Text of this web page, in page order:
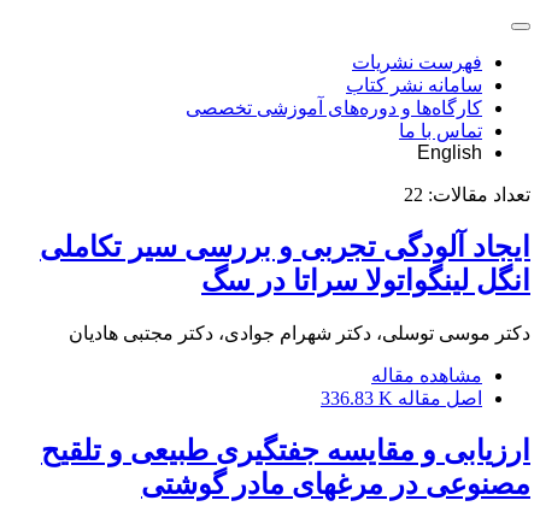
فهرست نشریات
سامانه نشر کتاب
کارگاه‌ها و دوره‌های آموزشی تخصصی
تماس با ما
English
تعداد مقالات: 22
ایجاد آلودگی تجربی و بررسی سیر تکاملی
انگل لینگواتولا سراتا در سگ
دکتر موسی توسلی، دکتر شهرام جوادی، دکتر مجتبی هادیان
مشاهده مقاله
اصل مقاله 336.83 K
ارزیابی و مقایسه جفتگیری طبیعی و تلقیح
مصنوعی در مرغهای مادر گوشتی